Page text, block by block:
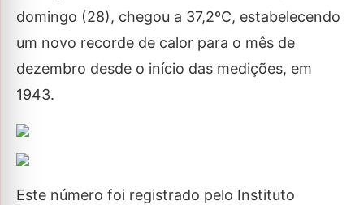
domingo (28), chegou a 37,2ºC, estabelecendo
um novo recorde de calor para o mês de
dezembro desde o início das medições, em
1943.
Este número foi registrado pelo Instituto